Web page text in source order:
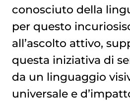
conosciuto della
per questo
all’ascolto attivo,
questa iniziativa di
da un linguaggio
universale e